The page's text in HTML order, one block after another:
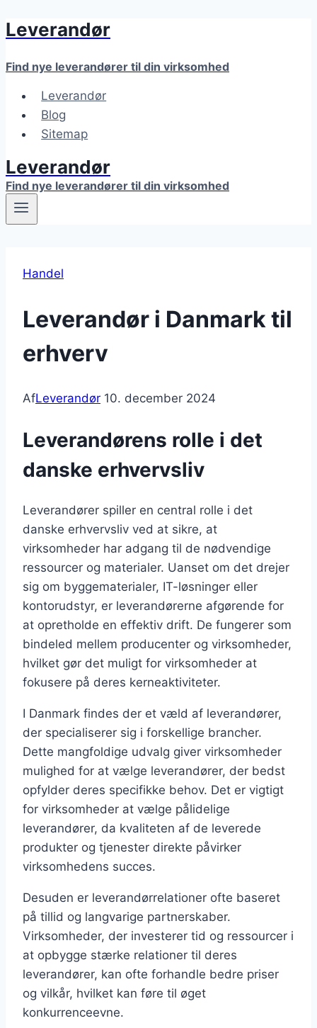
Fortsæt
indhold
Leverandør
Find nye leverandører til din virksomhed
Leverandør
Blog
Sitemap
Leverandør
Find nye leverandører til din virksomhed
Handel
Leverandør i Danmark til
erhverv
AfLeverandør 10. december 2024
Leverandørens rolle i det
danske erhvervsliv
Leverandører spiller en central rolle i det
danske erhvervsliv ved at sikre, at
virksomheder har adgang til de nødvendige
ressourcer og materialer. Uanset om det drejer
sig om byggematerialer, IT-løsninger eller
kontorudstyr, er leverandørerne afgørende for
at opretholde en effektiv drift. De fungerer som
bindeled mellem producenter og virksomheder,
hvilket gør det muligt for virksomheder at
fokusere på deres kerneaktiviteter.
I Danmark findes der et væld af leverandører,
der specialiserer sig i forskellige brancher.
Dette mangfoldige udvalg giver virksomheder
mulighed for at vælge leverandører, der bedst
opfylder deres specifikke behov. Det er vigtigt
for virksomheder at vælge pålidelige
leverandører, da kvaliteten af de leverede
produkter og tjenester direkte påvirker
virksomhedens succes.
Desuden er leverandørrelationer ofte baseret
på tillid og langvarige partnerskaber.
Virksomheder, der investerer tid og ressourcer i
at opbygge stærke relationer til deres
leverandører, kan ofte forhandle bedre priser
og vilkår, hvilket kan føre til øget
konkurrenceevne.